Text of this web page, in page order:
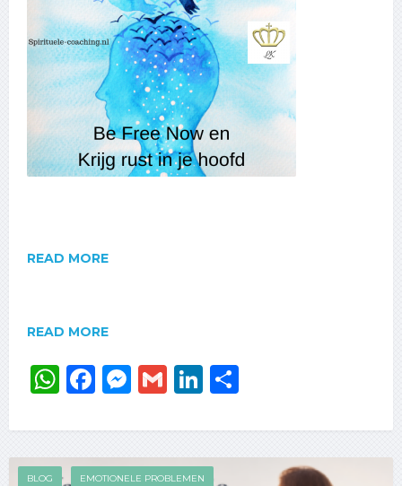
READ MORE
READ MORE
WhatsApp
Facebook
Messenger
GmailLinkedIn
BLOG EMOTIONELE PROBLEMEN